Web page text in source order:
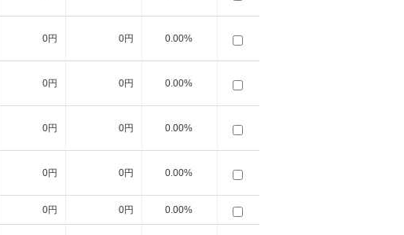
0円 0円 0.00%
0円 0円 0.00%
0円 0円 0.00%
0円 0円 0.00%
0円 0円 0.00%